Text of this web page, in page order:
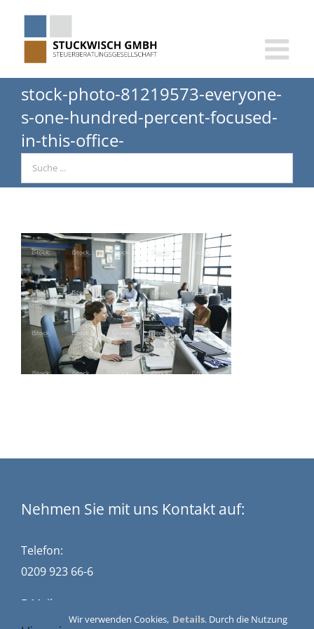
stock-photo-81219573-everyone-
s-one-hundred-percent-focused-
in-this-office-
Nehmen Sie mit uns Kontakt auf:
Telefon:
0209 923 66-6
E-Mail:
kontakt@stuckwisch.de
Wir verwenden Cookies, Details. Durch die Nutzung